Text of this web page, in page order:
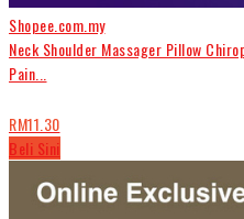
Shopee.com.my
Neck Shoulder Massager Pillow
Pain...
RM11.30
Beli Sini